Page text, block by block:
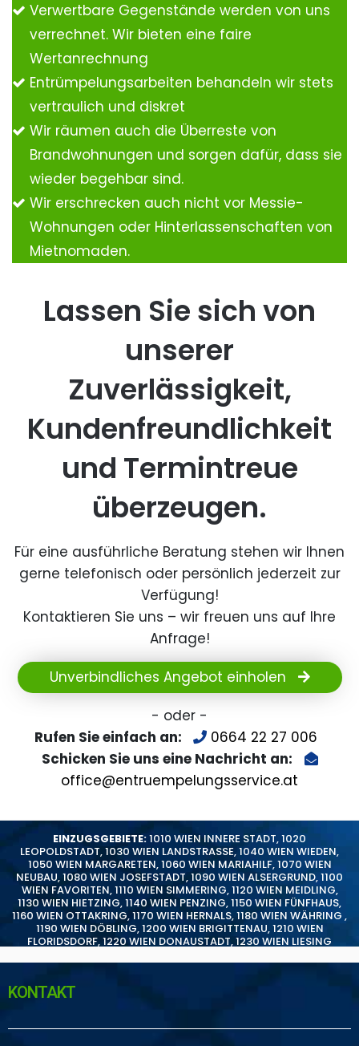
Verwertbare Gegenstände werden von uns
verrechnet. Wir bieten eine faire
Wertanrechnung
Entrümpelungsarbeiten behandeln wir stets
vertraulich und diskret
Wir räumen auch die Überreste von
Brandwohnungen und sorgen dafür, dass sie
wieder begehbar sind.
Wir erschrecken auch nicht vor Messie-
Wohnungen oder Hinterlassenschaften von
Mietnomaden.
Lassen Sie sich von
unserer
Zuverlässigkeit,
Kundenfreundlichkeit
und Termintreue
überzeugen.
Für eine ausführliche Beratung stehen wir Ihnen
gerne telefonisch oder persönlich jederzeit zur
Verfügung!
Kontaktieren Sie uns – wir freuen uns auf Ihre
Anfrage!
Unverbindliches Angebot einholen
- oder -
Rufen Sie einfach an:
0664 22 27 006
Schicken Sie uns eine Nachricht an:
office@entruempelungsservice.at
EINZUGSGEBIETE:1010 WIEN INNERE STADT,1020
LEOPOLDSTADT,1030 WIEN LANDSTRASSE,1040 WIEN WIEDEN,
1050 WIEN MARGARETEN,1060 WIEN MARIAHILF,1070 WIEN
NEUBAU,1080 WIEN JOSEFSTADT,1090 WIEN ALSERGRUND,1100
WIEN FAVORITEN,1110 WIEN SIMMERING,1120 WIEN MEIDLING,
1130 WIEN HIETZING,1140 WIEN PENZING,1150 WIEN FÜNFHAUS,
1160 WIEN OTTAKRING,1170 WIEN HERNALS,1180 WIEN WÄHRING ,
1190 WIEN DÖBLING,1200 WIEN BRIGITTENAU,1210 WIEN
FLORIDSDORF,1220 WIEN DONAUSTADT,1230 WIEN LIESING
KONTAKT